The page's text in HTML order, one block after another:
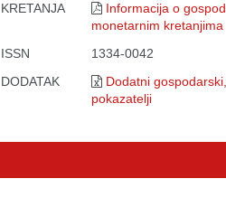
KRETANJA
Informacija o
monetarnim kretanjima
ISSN
1334-0042
DODATAK
Dodatni
pokazatelji